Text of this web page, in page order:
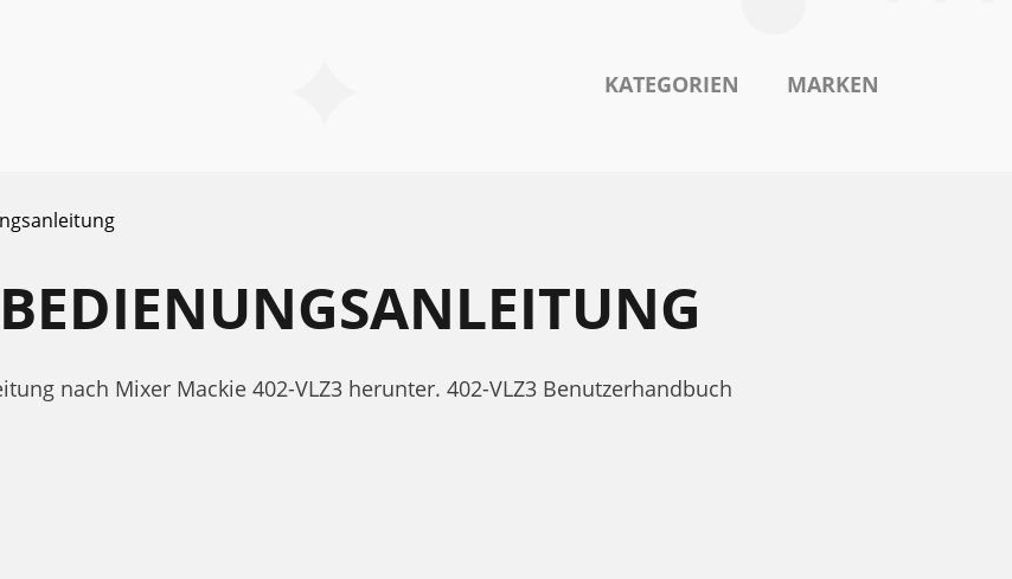
KATEGORIEN MARKEN
nach Mixer Mackie 402-VLZ3 herunter. 402-VLZ3 Benutzerhandbuch